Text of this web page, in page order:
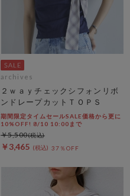
archives
２ｗａｙチェックシフォンリボ
ンドレープカットＴＯＰＳ
期間限定タイムセールSALE価格から更に
10%OFF! 8/10 10:00まで
￥3,465 37％OFF
￥5,500